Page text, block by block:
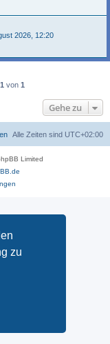
zu
2026, 12:20
1 von 1
Gehe zu
Alle Zeiten sind UTC+02:00
Limited